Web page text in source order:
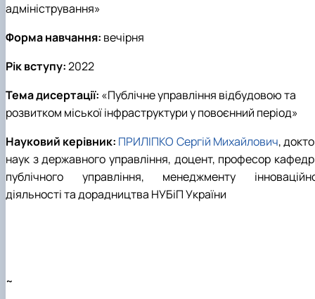
адміністрування»
Форма навчання: вечірня
Рік вступу:2022
Тема дисертації: «Публічне управління відбудовою та
розвитком міської інфраструктури у повоєнний період»
Науковий керівник: ПРИЛІПКО Сергій Михайлович,
наук з державного управління, доцент, професор
публічного управління, менеджменту
діяльності та дорадництва НУБіП України
~